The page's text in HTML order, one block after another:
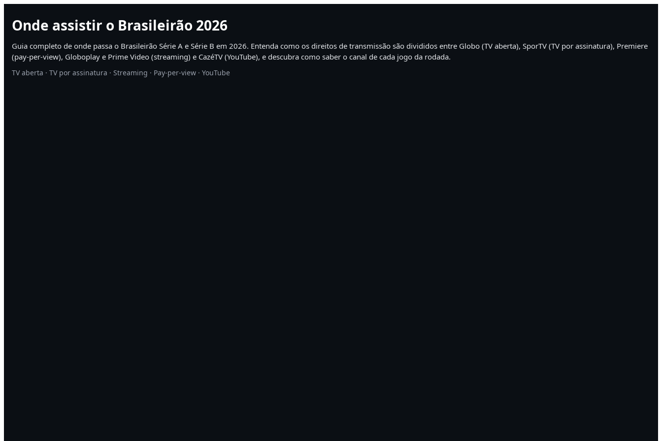
Onde assistir o Brasileirão 2026
Guia completo de onde passa o Brasileirão Série A e Série B em 2026. Entenda como os direitos de transmissão são divididos entre Globo (TV aberta), SporTV (TV por assinatura), Premiere
(pay-per-view), Globoplay e Prime Video (streaming) e CazéTV (YouTube), e descubra como saber o canal de cada jogo da rodada.
TV aberta · TV por assinatura · Streaming · Pay-per-view · YouTube